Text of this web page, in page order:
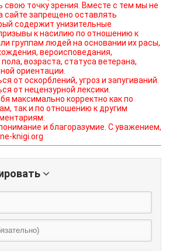
точку зрения. Вместе с тем мы не
сайте запрещено оставлять
содержит унизительные
к насилию по отношению к
группам людей на основании их расы,
вероисповедания,
возраста, статуса ветерана,
ориентации.
от оскорблений, угроз и запугиваний.
от нецензурной лексики.
максимально корректно как по
так и по отношению к другим
и благоразумие. С уважением,
knigi.org